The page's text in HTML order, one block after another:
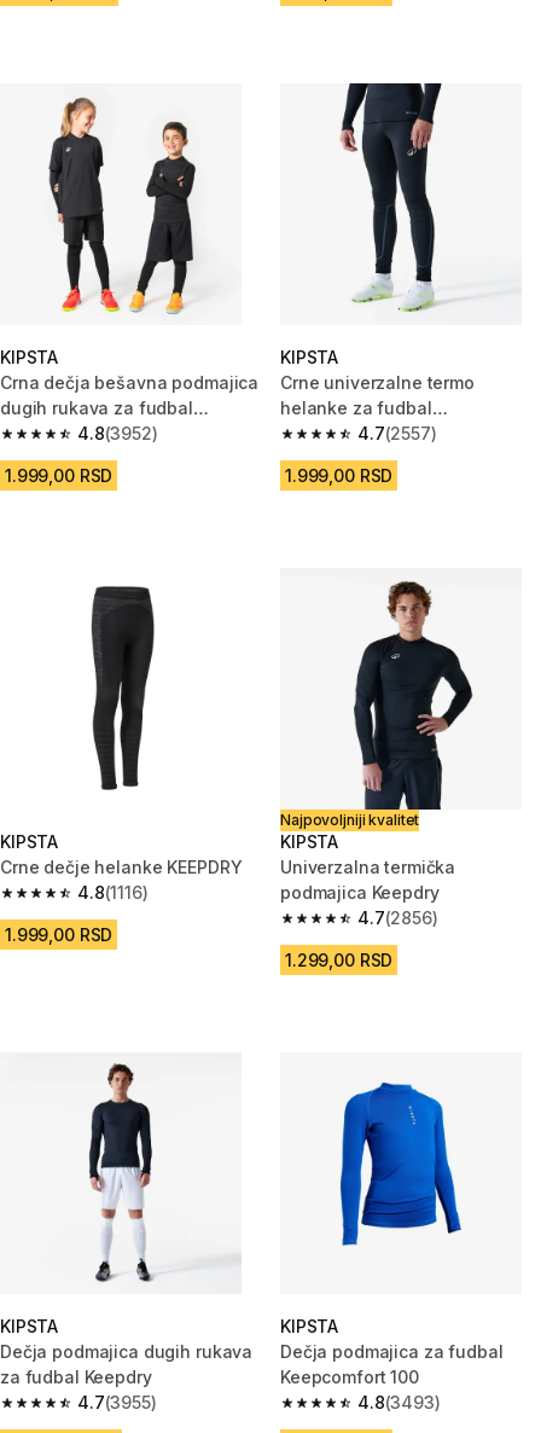
KIPSTA
Crna dečja bešavna podmajica
dugih rukava za fudbal
KEEPDRY 4.8
4.8 od 5 zvezdica from 3952 Recenzije
(3952)
1.999,00 RSD
KIPSTA
Crne univerzalne termo
helanke za fudbal
KEEPCOMFORT 100
4.7
4.7 od 5 zvezdica from 2557
(2557)
1.999,00 RSD
KIPSTA
Crne dečje helanke KEEPDRY
4.8
4.8 od 5 zvezdica from 1116 Recenzije
(1116)
1.999,00 RSD
Najpovoljniji kvalitet
KIPSTA
Univerzalna termička
podmajica Keepdry
4.7
4.7 od 5 zvezdica from 2856
(2856)
1.299,00 RSD
KIPSTA
Dečja podmajica dugih rukava
za fudbal Keepdry
4.7
4.7 od 5 zvezdica from 3955 Recenzije
(3955)
KIPSTA
Dečja podmajica za fudbal
Keepcomfort 100
4.8
4.8 od 5 zvezdica from 3493
(3493)